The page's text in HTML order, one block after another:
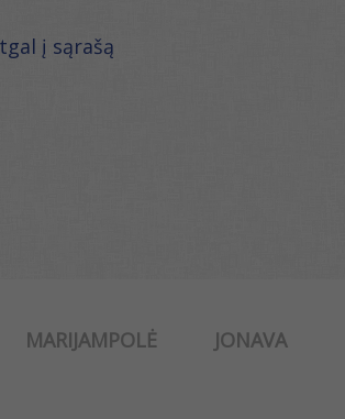
į sąrašą
MARIJAMPOLĖ JONAVA